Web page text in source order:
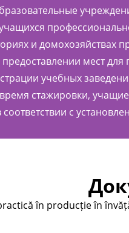
и домохозяйствах
мест
учебных
стажировки,
с
în producție în